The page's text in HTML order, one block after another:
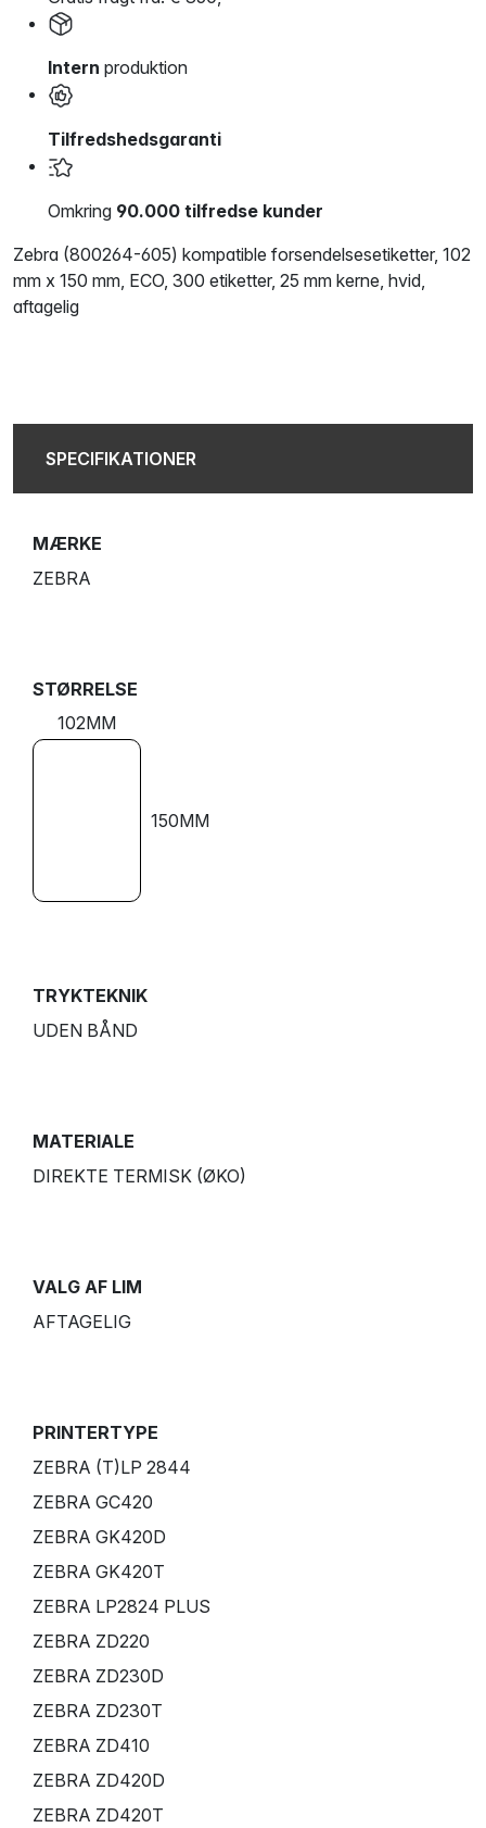
Intern produktion
Tilfredshedsgaranti
Omkring 90.000 tilfredse kunder
Zebra (800264-605) kompatible forsendelsesetiketter, 102
mm x 150 mm, ECO, 300 etiketter, 25 mm kerne, hvid,
aftagelig
SPECIFIKATIONER
MÆRKE
ZEBRA
STØRRELSE
102MM
150MM
TRYKTEKNIK
UDEN BÅND
MATERIALE
DIREKTE TERMISK (ØKO)
VALG AF LIM
AFTAGELIG
PRINTERTYPE
ZEBRA (T)LP 2844
ZEBRA GC420
ZEBRA GK420D
ZEBRA GK420T
ZEBRA LP2824 PLUS
ZEBRA ZD220
ZEBRA ZD230D
ZEBRA ZD230T
ZEBRA ZD410
ZEBRA ZD420D
ZEBRA ZD420T